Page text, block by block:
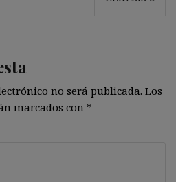
no será publicada. Los
marcados con *